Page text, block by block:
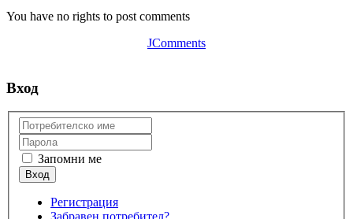
You have no rights to post comments
JComments
Вход
Запомни ме
Регистрация
Забравен потребител?